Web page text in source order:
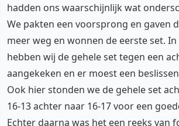
hadden ons waarschijnlijk wat
We pakten een voorsprong en gaven
meer weg en wonnen de eerste set.
hebben wij de gehele set tegen een
aangekeken en er moest een
Ook hier stonden we de gehele set
16-13 achter naar 16-17 voor een
Echter daarna was het een reeks van